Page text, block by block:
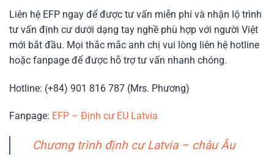
Liên hệ EFP ngay để được tư vấn miễn phí và nhận lộ trình
tư vấn định cư dưới dạng tay nghề phù hợp với người Việt
mới bắt đầu. Mọi thắc mắc anh chị vui lòng liên hệ hotline
hoặc fanpage để được hỗ trợ tư vấn nhanh chóng.
Hotline: (+84) 901 816 787 (Mrs. Phương)
Fanpage: EFP – Định cư EU Latvia
Chương trình định cư Latvia – châu Âu